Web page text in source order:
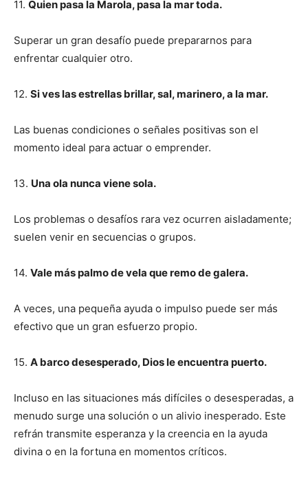
11. Quien pasa la Marola, pasa la mar toda.
Superar un gran desafío puede prepararnos para
enfrentar cualquier otro.
12. Si ves las estrellas brillar, sal, marinero, a la mar.
Las buenas condiciones o señales positivas son el
momento ideal para actuar o emprender.
13. Una ola nunca viene sola.
Los problemas o desafíos rara vez ocurren aisladamente;
suelen venir en secuencias o grupos.
14. Vale más palmo de vela que remo de galera.
A veces, una pequeña ayuda o impulso puede ser más
efectivo que un gran esfuerzo propio.
15. A barco desesperado, Dios le encuentra puerto.
Incluso en las situaciones más difíciles o desesperadas, a
menudo surge una solución o un alivio inesperado. Este
refrán transmite esperanza y la creencia en la ayuda
divina o en la fortuna en momentos críticos.